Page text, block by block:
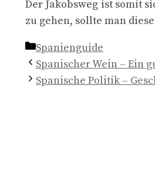
Der Jakobsweg ist somit
zu gehen, sollte man
Kategorien
Spanienguide
Spanischer Wein – Ein
Spanische Politik –